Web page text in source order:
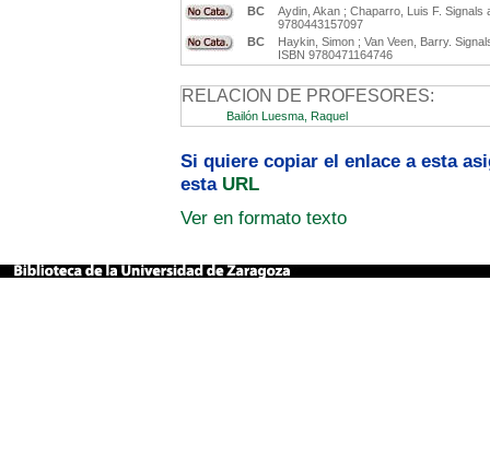
BC
Aydin, Akan ; Chaparro, Luis F.
9780443157097
BC
Haykin, Simon ; Van Veen, Barry.
ISBN 9780471164746
RELACION DE PROFESORES:
Bailón Luesma, Raquel
Si quiere copiar el enlace a esta
esta URL
Ver en formato texto